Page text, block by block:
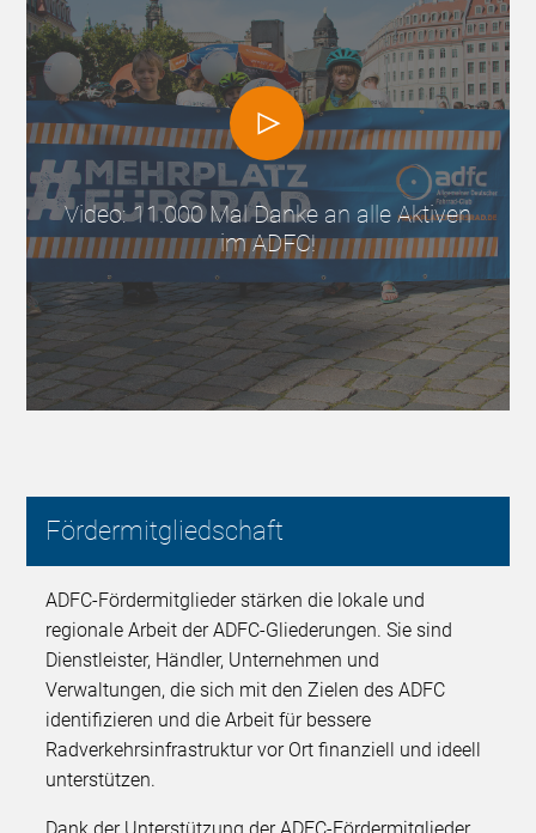
Video: 11.000 Mal Danke an alle Aktiven
im ADFC!
Fördermitgliedschaft
ADFC-Fördermitglieder stärken die lokale und
regionale Arbeit der ADFC-Gliederungen. Sie sind
Dienstleister, Händler, Unternehmen und
Verwaltungen, die sich mit den Zielen des ADFC
identifizieren und die Arbeit für bessere
Radverkehrsinfrastruktur vor Ort finanziell und ideell
unterstützen.